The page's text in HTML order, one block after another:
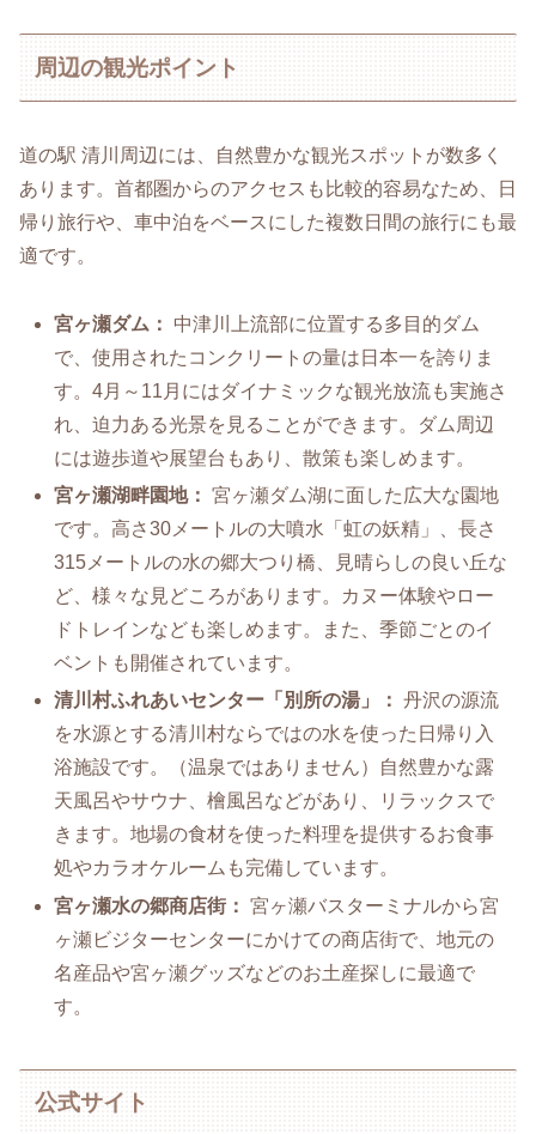
周辺の観光ポイント
道の駅 清川周辺には、自然豊かな観光スポットが数多く
あります。首都圏からのアクセスも比較的容易なため、日
帰り旅行や、車中泊をベースにした複数日間の旅行にも最
適です。
宮ヶ瀬ダム：
中津川上流部に位置する多目的ダム
で、使用されたコンクリートの量は日本一を誇りま
す。4月～11月にはダイナミックな観光放流も実施さ
れ、迫力ある光景を見ることができます。ダム周辺
には遊歩道や展望台もあり、散策も楽しめます。
宮ヶ瀬湖畔園地： 宮ヶ瀬ダム湖に面した広大な園地
です。高さ30メートルの大噴水「虹の妖精」、長さ
315メートルの水の郷大つり橋、見晴らしの良い丘な
ど、様々な見どころがあります。カヌー体験やロー
ドトレインなども楽しめます。また、季節ごとのイ
ベントも開催されています。
清川村ふれあいセンター「別所の湯」： 丹沢の源流
を水源とする清川村ならではの水を使った日帰り入
浴施設です。（温泉ではありません）自然豊かな露
天風呂やサウナ、檜風呂などがあり、リラックスで
きます。地場の食材を使った料理を提供するお食事
処やカラオケルームも完備しています。
宮ヶ瀬水の郷商店街： 宮ヶ瀬バスターミナルから宮
ヶ瀬ビジターセンターにかけての商店街で、地元の
名産品や宮ヶ瀬グッズなどのお土産探しに最適で
す。
公式サイト